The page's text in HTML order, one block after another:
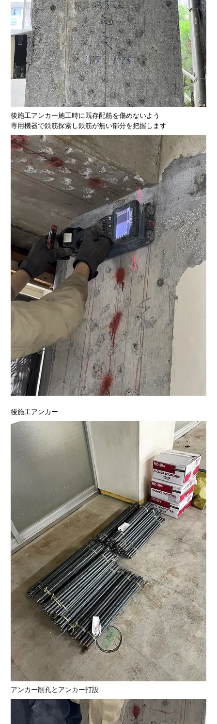
後施工アンカー施工時に既存配筋を傷めないよう
専用機器で鉄筋探索し鉄筋が無い部分を把握します
後施工アンカー
アンカー削孔とアンカー打設